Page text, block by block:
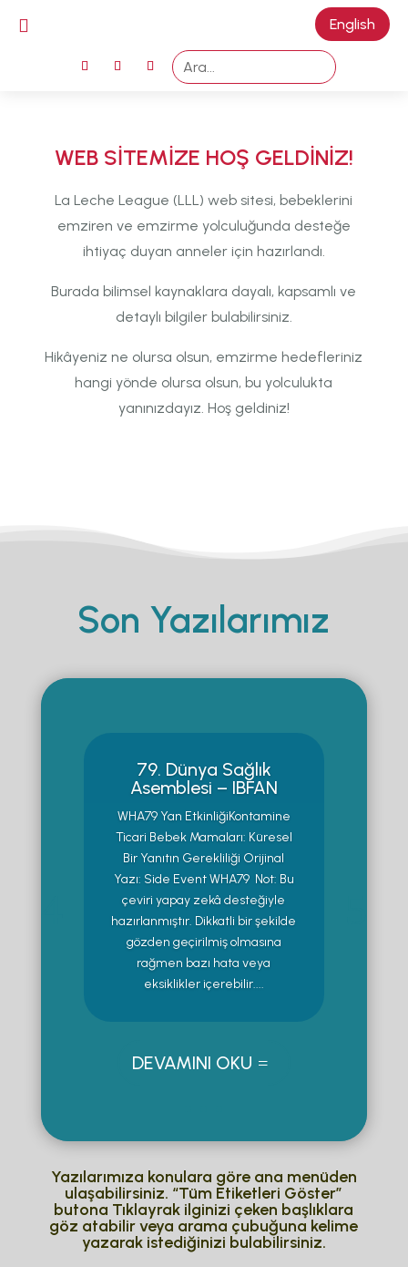
 English
M
WEB SİTEMİZE HOŞ GELDİNİZ!
La Leche League (LLL) web sitesi, bebeklerini
emziren ve emzirme yolculuğunda desteğe
ihtiyaç duyan anneler için hazırlandı.
Burada bilimsel kaynaklara dayalı, kapsamlı ve
detaylı bilgiler bulabilirsiniz.
Hikâyeniz ne olursa olsun, emzirme hedefleriniz
hangi yönde olursa olsun, bu yolculukta
yanınızdayız. Hoş geldiniz!
Son Yazılarımız
79. Dünya Sağlık
Asemblesi – IBFAN
WHA79 Yan EtkinliğiKontamine
Ticari Bebek Mamaları: Küresel
Bir Yanıtın Gerekliliği Orijinal
Yazı: Side Event WHA79 Not: Bu
çeviri yapay zekâ desteğiyle
hazırlanmıştır. Dikkatli bir şekilde
gözden geçirilmiş olmasına
rağmen bazı hata veya
eksiklikler içerebilir....
DEVAMINI OKU
Yazılarımıza konulara göre ana menüden
ulaşabilirsiniz. “Tüm Etiketleri Göster”
butona Tıklayrak ilginizi çeken başlıklara
göz atabilir veya arama çubuğuna kelime
yazarak istediğinizi bulabilirsiniz.